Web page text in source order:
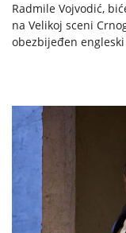
Radmile Vojvodić,
na Velikoj sceni
obezbijeđen